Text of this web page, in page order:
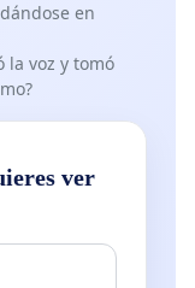
en
la voz y tomó
ver